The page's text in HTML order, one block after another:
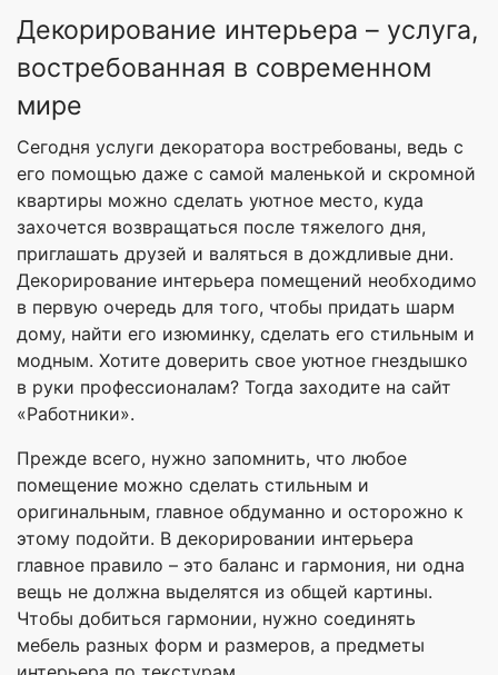
Декорирование интерьера – услуга,
востребованная в современном
мире
Сегодня услуги декоратора востребованы, ведь с
его помощью даже с самой маленькой и скромной
квартиры можно сделать уютное место, куда
захочется возвращаться после тяжелого дня,
приглашать друзей и валяться в дождливые дни.
Декорирование интерьера помещений необходимо
в первую очередь для того, чтобы придать шарм
дому, найти его изюминку, сделать его стильным и
модным. Хотите доверить свое уютное гнездышко
в руки профессионалам? Тогда заходите на сайт
«Работники».
Прежде всего, нужно запомнить, что любое
помещение можно сделать стильным и
оригинальным, главное обдуманно и осторожно к
этому подойти. В декорировании интерьера
главное правило – это баланс и гармония, ни одна
вещь не должна выделятся из общей картины.
Чтобы добиться гармонии, нужно соединять
мебель разных форм и размеров, а предметы